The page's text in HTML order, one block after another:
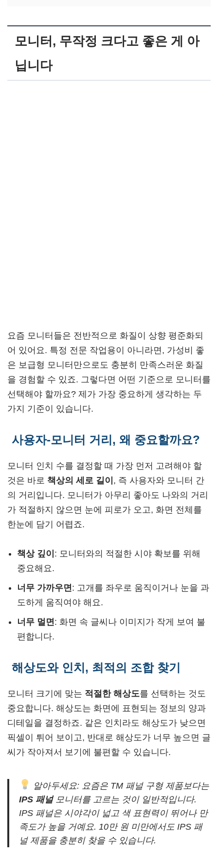
모니터, 무작정 크다고 좋은 게 아
닙니다
요즘 모니터들은 전반적으로 화질이 상향 평준화되
어 있어요. 특정 전문 작업용이 아니라면, 가성비 좋
은 보급형 모니터만으로도 충분히 만족스러운 화질
을 경험할 수 있죠. 그렇다면 어떤 기준으로 모니터를
선택해야 할까요? 제가 가장 중요하게 생각하는 두
가지 기준이 있습니다.
사용자-모니터 거리, 왜 중요할까요?
모니터 인치 수를 결정할 때 가장 먼저 고려해야 할
것은 바로 책상의 세로 길이 , 즉 사용자와 모니터 간
의 거리입니다. 모니터가 아무리 좋아도 나와의 거리
가 적절하지 않으면 눈에 피로가 오고, 화면 전체를
한눈에 담기 어렵죠.
책상 깊이 : 모니터와의 적절한 시야 확보를 위해
중요해요.
너무 가까우면: 고개를 좌우로 움직이거나 눈을 과
도하게 움직여야 해요.
너무 멀면: 화면 속 글씨나 이미지가 작게 보여 불
편합니다.
해상도와 인치, 최적의 조합 찾기
모니터 크기에 맞는 적절한 해상도를 선택하는 것도
중요합니다. 해상도는 화면에 표현되는 정보의 양과
디테일을 결정하죠. 같은 인치라도 해상도가 낮으면
픽셀이 튀어 보이고, 반대로 해상도가 너무 높으면 글
씨가 작아져서 보기에 불편할 수 있습니다.
알아두세요: 요즘은 TM 패널 구형 제품보다는
IPS 패널모니터를 고르는 것이 일반적입니다.
IPS 패널은 시야각이 넓고 색 표현력이 뛰어나 만
족도가 높을 거예요. 10만 원 미만에서도 IPS 패
널 제품을 충분히 찾을 수 있습니다.